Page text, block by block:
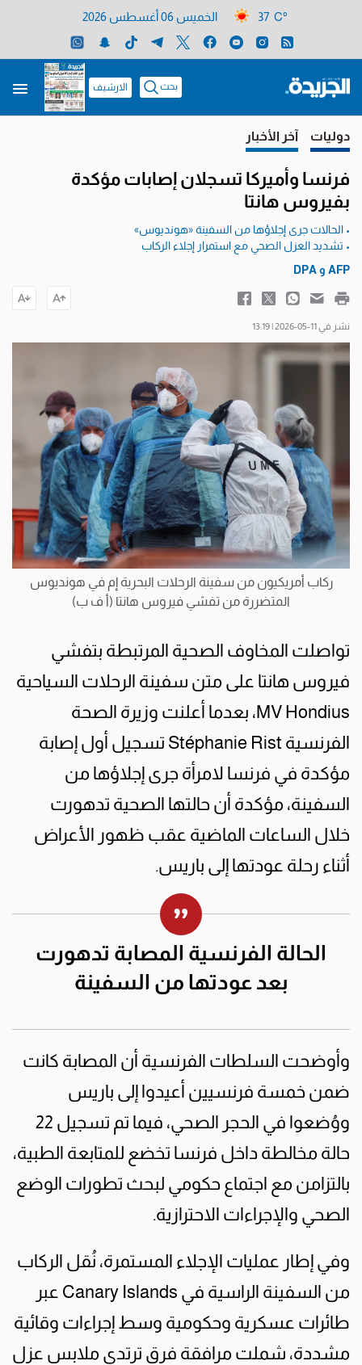
37 C° الخميس 06 أغسطس 2026
بحث الارشيف
دوليات آخر الأخبار
فرنسا وأميركا تسجلان إصابات مؤكدة
بفيروس هانتا
• الحالات جرى إجلاؤها من السفينة «هونديوس»
• تشديد العزل الصحي مع استمرار إجلاء الركاب
AFP وDPA
نشر في 11-05-2026 | 13:19
ركاب أمريكيون من سفينة الرحلات البحرية إم في هونديوس
المتضررة من تفشي فيروس هانتا (أ ف ب)
تواصلت المخاوف الصحية المرتبطة بتفشي
فيروس هانتا على متن سفينة الرحلات السياحية
MV Hondius، بعدما أعلنت وزيرة الصحة
الفرنسية Stéphanie Rist تسجيل أول إصابة
مؤكدة في فرنسا لامرأة جرى إجلاؤها من
السفينة، مؤكدة أن حالتها الصحية تدهورت
خلال الساعات الماضية عقب ظهور الأعراض
أثناء رحلة عودتها إلى باريس.
الحالة الفرنسية المصابة تدهورت
بعد عودتها من السفينة
وأوضحت السلطات الفرنسية أن المصابة كانت
ضمن خمسة فرنسيين أعيدوا إلى باريس
ووُضعوا في الحجر الصحي، فيما تم تسجيل 22
حالة مخالطة داخل فرنسا تخضع للمتابعة الطبية،
بالتزامن مع اجتماع حكومي لبحث تطورات الوضع
الصحي والإجراءات الاحترازية.
وفي إطار عمليات الإجلاء المستمرة، نُقل الركاب
من السفينة الراسية في Canary Islands عبر
طائرات عسكرية وحكومية وسط إجراءات وقائية
مشددة، شملت مرافقة فرق ترتدي ملابس عزل